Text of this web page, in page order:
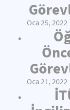
Oca 25, 2022
Oca 21, 2022